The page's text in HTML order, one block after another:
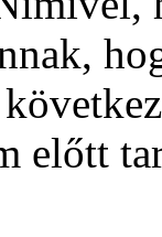
előtt